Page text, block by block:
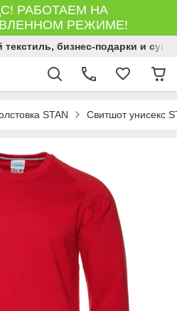
РАБОТАЕМ НА
РЕЖИМЕ!
текстиль, бизнес-подарки и
STAN Свитшот унисекс